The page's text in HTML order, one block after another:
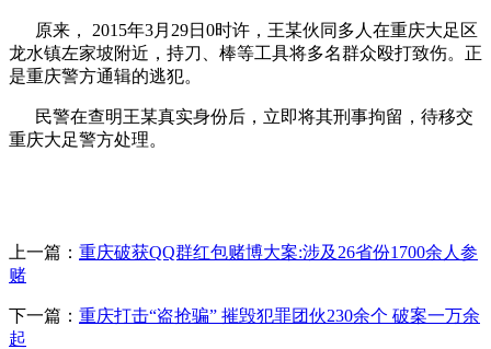
原来， 2015年3月29日0时许，王某伙同多人在重庆大足区
龙水镇左家坡附近，持刀、棒等工具将多名群众殴打致伤。正
是重庆警方通辑的逃犯。
民警在查明王某真实身份后，立即将其刑事拘留，待移交
重庆大足警方处理。
上一篇： 重庆破获QQ群红包赌博大案:涉及26省份1700余人参
赌
下一篇： 重庆打击“盗抢骗” 摧毁犯罪团伙230余个 破案一万余
起